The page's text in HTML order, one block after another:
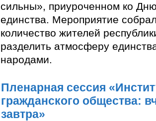
сильны», приуроченном ко
единства. Мероприятие
количество жителей
разделить атмосферу
народами.
Пленарная сессия
гражданского общества:
завтра»